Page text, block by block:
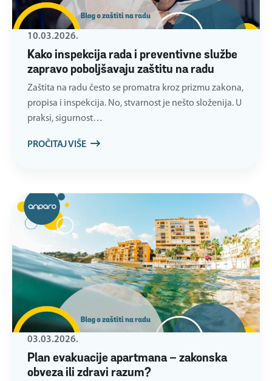
Kako inspekcija rada i preventivne službe
zapravo poboljšavaju zaštitu na radu
10.03.2026.
Zaštita na radu često se promatra kroz prizmu zakona,
propisa i inspekcija. No, stvarnost je nešto složenija. U
praksi, sigurnost…
PROČITAJ VIŠE
Plan evakuacije apartmana – zakonska
obveza ili zdravi razum?
03.03.2026.